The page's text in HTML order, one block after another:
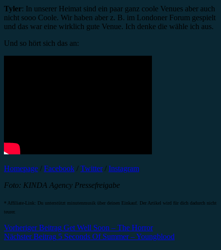
Tyler: In unserer Heimat sind ein paar ganz coole Venues aber auch
nicht sooo Coole. Wir haben aber z. B. im Londoner Forum gespielt
und das war eine wirklich gute Venue. Ich denke die wähle ich aus.
Und so hört sich das an:
Homepage / Facebook / Twitter/ Instagram
Foto: KINDA Agency Pressefreigabe
* Affiliate-Link: Du unterstützt minutenmusik über deinen Einkauf. Der Artikel wird für dich dadurch nicht
teurer.
Beitragsnavigation
Vorheriger Beitrag Get Well Soon – The Horror
Nächster Beitrag 5 Seconds Of Summer – Youngblood